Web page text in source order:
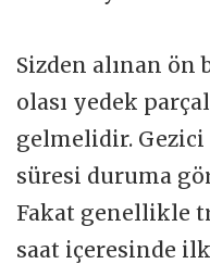
Sizden alınan
olası yedek
gelmelidir.
süresi duruma
Fakat genellikle
saat içeresinde